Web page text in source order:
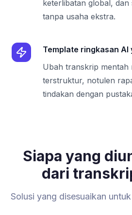
keterlibatan global,
tanpa usaha ekstra.
Template ringkasan AI
Ubah transkrip mentah
terstruktur, notulen
tindakan dengan
Siapa yang
dari
Solusi yang disesuaikan